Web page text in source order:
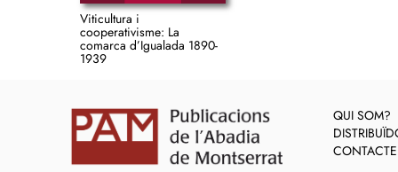
Viticultura i
cooperativisme: La
comarca d’Igualada 1890-
1939
QUI SOM?
CONTACTE